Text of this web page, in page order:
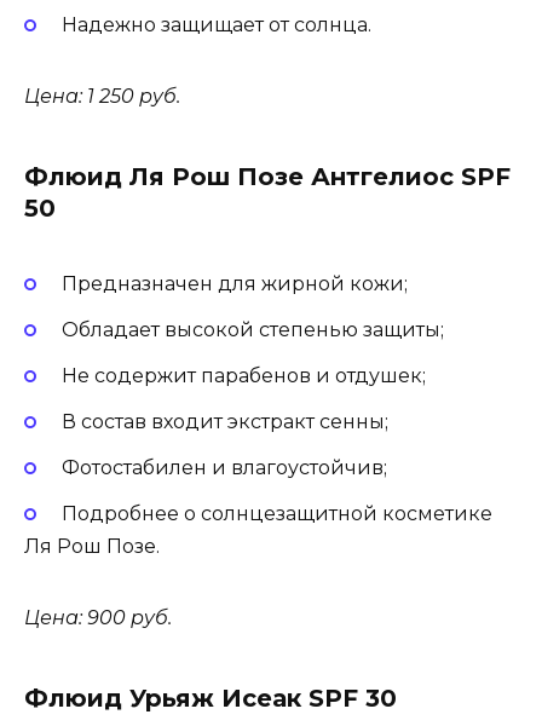
Надежно защищает от солнца.
Цена: 1 250 руб.
Флюид Ля Рош Позе Антгелиос SPF
50
Предназначен для жирной кожи;
Обладает высокой степенью защиты;
Не содержит парабенов и отдушек;
В состав входит экстракт сенны;
Фотостабилен и влагоустойчив;
Подробнее о солнцезащитной косметике
Ля Рош Позе.
Цена: 900 руб.
Флюид Урьяж Исеак SPF 30